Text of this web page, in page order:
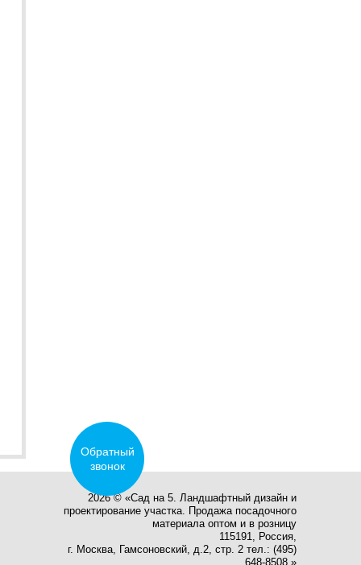
2026 © «Сад на 5. Ландшафтный дизайн и
проектирование участка. Продажа посадочного
материала оптом и в розницу
115191, Россия,
г. Москва, Гамсоновский, д.2, стр. 2 тел.: (495)
648-8508.»
Обратный
звонок